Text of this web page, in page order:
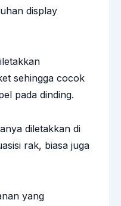
display
sehingga cocok
pada dinding.
diletakkan di
rak, biasa juga
yang